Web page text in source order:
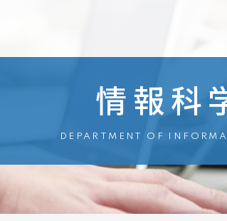
情報科
DEPARTMENT OF